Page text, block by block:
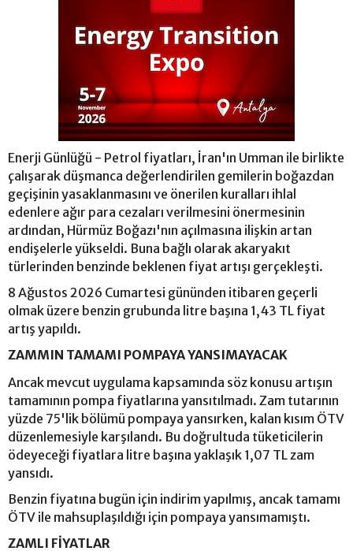
Enerji Günlüğü - Petrol fiyatları, İran'ın Umman ile birlikte
çalışarak düşmanca değerlendirilen gemilerin boğazdan
geçişinin yasaklanmasını ve önerilen kuralları ihlal
edenlere ağır para cezaları verilmesini önermesinin
ardından, Hürmüz Boğazı'nın açılmasına ilişkin artan
endişelerle yükseldi. Buna bağlı olarak akaryakıt
türlerinden benzinde beklenen fiyat artışı gerçekleşti.
8 Ağustos 2026 Cumartesi gününden itibaren geçerli
olmak üzere benzin grubunda litre başına 1,43 TL fiyat
artış yapıldı.
ZAMMIN TAMAMI POMPAYA YANSIMAYACAK
Ancak mevcut uygulama kapsamında söz konusu artışın
tamamının pompa fiyatlarına yansıtılmadı. Zam tutarının
yüzde 75'lik bölümü pompaya yansırken, kalan kısım ÖTV
düzenlemesiyle karşılandı. Bu doğrultuda tüketicilerin
ödeyeceği fiyatlara litre başına yaklaşık 1,07 TL zam
yansıdı.
Benzin fiyatına bugün için indirim yapılmış, ancak tamamı
ÖTV ile mahsuplaşıldığı için pompaya yansımamıştı.
ZAMLI FİYATLAR